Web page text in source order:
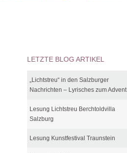
LETZTE BLOG ARTIKEL
„Lichtstreu“ in den Salzburger
Nachrichten – Lyrisches zum Advent
Lesung Lichtstreu Berchtoldvilla
Salzburg
Lesung Kunstfestival Traunstein